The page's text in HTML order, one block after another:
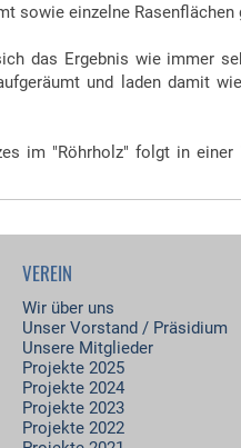
sowie einzelne Rasenflächen
das Ergebnis wie immer
und laden damit
im "Röhrholz" folgt in
VEREIN
Wir über uns
Unser Vorstand / Präsidium
Unsere Mitglieder
Projekte 2025
Projekte 2024
Projekte 2023
Projekte 2022